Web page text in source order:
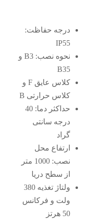
درجه حفاظت:
نحوه نصب: B3 و
کلاس عایق F و
کلاس حرارتی B
حداکثر دما: 40
درجه سانتی
ارتفاع محل
نصب: 1000 متر
از سطح دریا
ولتاژ تغذیه 380
ولت و فرکانس